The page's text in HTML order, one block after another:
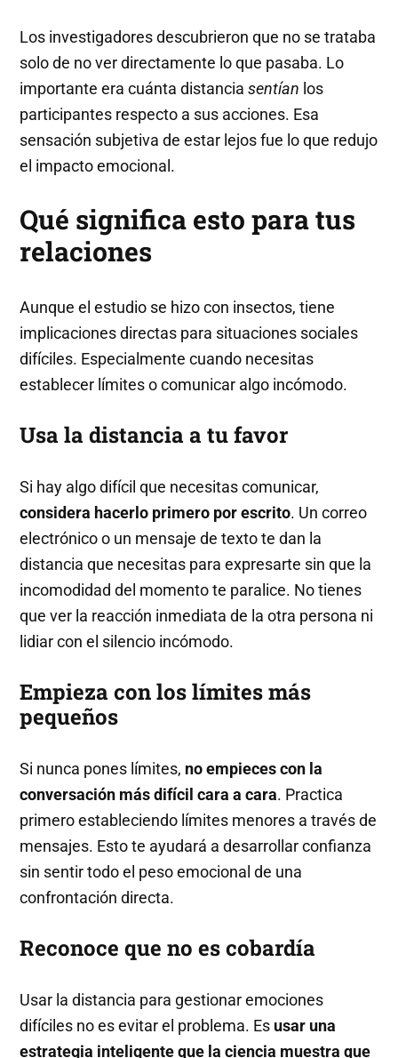
Los investigadores descubrieron que no se trataba
solo de no ver directamente lo que pasaba. Lo
importante era cuánta distanciasentían los
participantes respecto a sus acciones. Esa
sensación subjetiva de estar lejos fue lo que redujo
el impacto emocional.
Qué significa esto para tus
relaciones
Aunque el estudio se hizo con insectos, tiene
implicaciones directas para situaciones sociales
difíciles. Especialmente cuando necesitas
establecer límites o comunicar algo incómodo.
Usa la distancia a tu favor
Si hay algo difícil que necesitas comunicar,
considera hacerlo primero por escrito. Un correo
electrónico o un mensaje de texto te dan la
distancia que necesitas para expresarte sin que la
incomodidad del momento te paralice. No tienes
que ver la reacción inmediata de la otra persona ni
lidiar con el silencio incómodo.
Empieza con los límites más
pequeños
Si nunca pones límites, no empieces con la
conversación más difícil cara a cara. Practica
primero estableciendo límites menores a través de
mensajes. Esto te ayudará a desarrollar confianza
sin sentir todo el peso emocional de una
confrontación directa.
Reconoce que no es cobardía
Usar la distancia para gestionar emociones
difíciles no es evitar el problema. Es usar una
estrategia inteligente que la ciencia muestra que